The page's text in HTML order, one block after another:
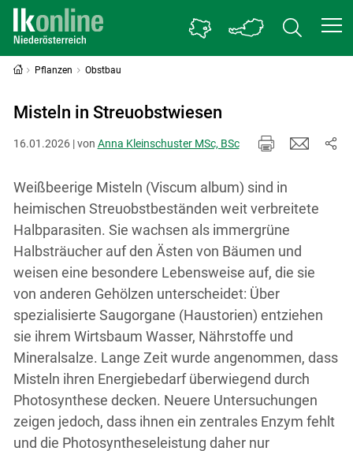
Pflanzen Obstbau
Misteln in Streuobstwiesen
16.01.2026 | von Anna Kleinschuster MSc, BSc
Weißbeerige Misteln (Viscum album) sind in
heimischen Streuobstbeständen weit verbreitete
Halbparasiten. Sie wachsen als immergrüne
Halbsträucher auf den Ästen von Bäumen und
weisen eine besondere Lebensweise auf, die sie
von anderen Gehölzen unterscheidet: Über
spezialisierte Saugorgane (Haustorien) entziehen
sie ihrem Wirtsbaum Wasser, Nährstoffe und
Mineralsalze. Lange Zeit wurde angenommen, dass
Misteln ihren Energiebedarf überwiegend durch
Photosynthese decken. Neuere Untersuchungen
zeigen jedoch, dass ihnen ein zentrales Enzym fehlt
und die Photosyntheseleistung daher nur